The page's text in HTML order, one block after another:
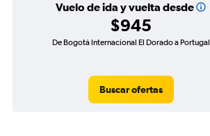
Vuelo de ida y vuelta desde
$945
De Bogotá Internacional El Dorado a Portugal
Buscar ofertas